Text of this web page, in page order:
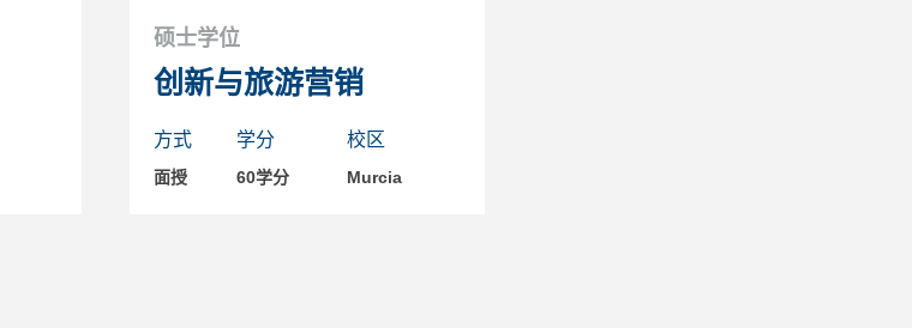
硕士学位
创新与旅游营销
方式
面授
学分
60学分
校区
Murcia